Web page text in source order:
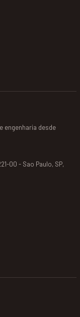
engenharia desde
00 - Sao Paulo, SP,